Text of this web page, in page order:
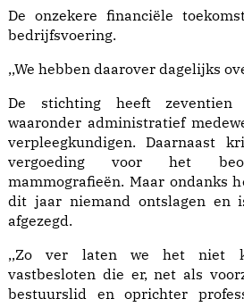
De onzekere financiële
bedrijfsvoering.
,,We hebben daarover dagelijks
De stichting heeft
waaronder administratief
verpleegkundigen. Daarnaast
vergoeding voor het
mammografieën. Maar ondanks
dit jaar niemand ontslagen en
afgezegd.
,,Zo ver laten we het niet
vastbesloten die er, net als
bestuurslid en oprichter